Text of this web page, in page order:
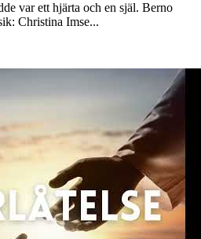
var ett hjärta och en själ. Berno
Christina Imse...